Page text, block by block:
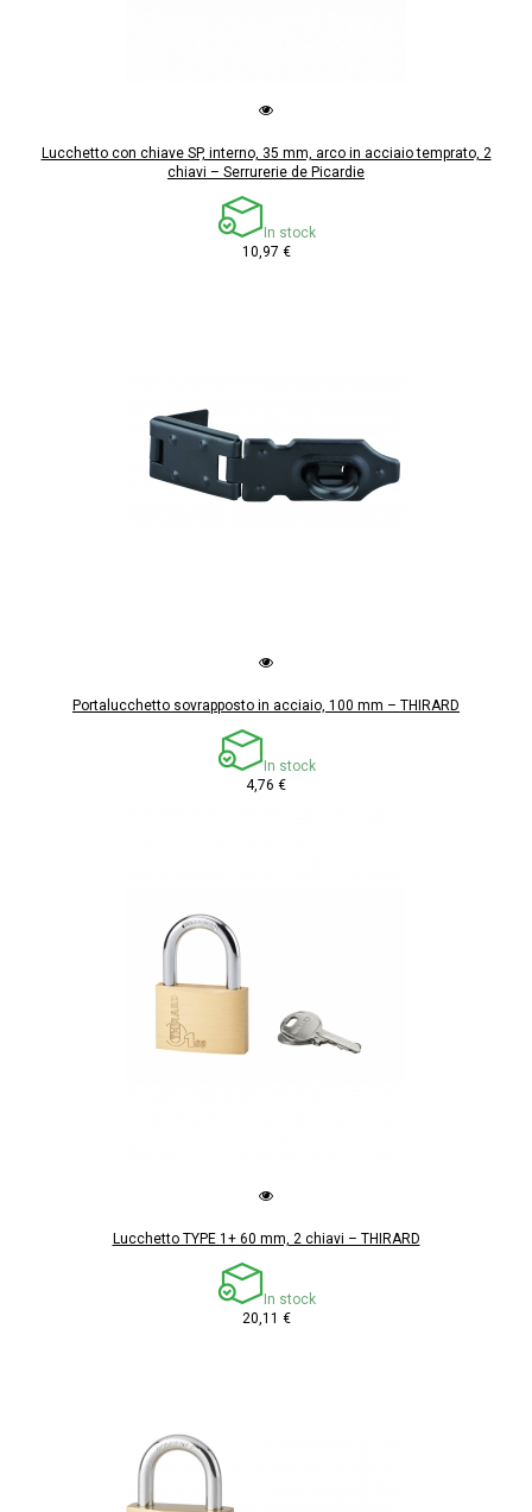
Lucchetto con chiave SP, interno, 35 mm, arco in acciaio temprato, 2
chiavi – Serrurerie de Picardie
In stock
10,97 €
Portalucchetto sovrapposto in acciaio, 100 mm – THIRARD
In stock
4,76 €
Lucchetto TYPE 1+ 60 mm, 2 chiavi – THIRARD
In stock
20,11 €